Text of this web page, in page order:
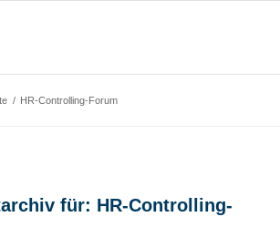
/ HR-Controlling-Forum
für: HR-Controlling-